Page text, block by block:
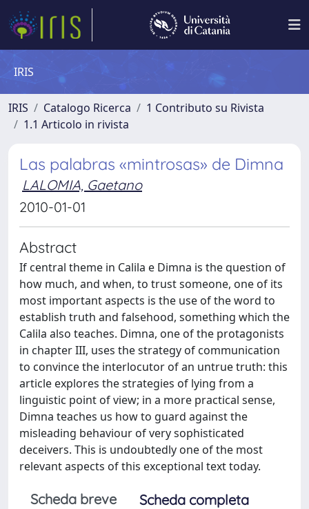
IRIS
IRIS Catalogo Ricerca
1 Contributo su Rivista
1.1 Articolo in rivista
Las palabras «mintrosas» de Dimna
LALOMIA, Gaetano
2010-01-01
Abstract
If central theme in Calila e Dimna is the question of
how much, and when, to trust someone, one of its
most important aspects is the use of the word to
establish truth and falsehood, something which the
Calila also teaches. Dimna, one of the protagonists
in chapter III, uses the strategy of communication
to convince the interlocutor of an untrue truth: this
article explores the strategies of lying from a
linguistic point of view; in a more practical sense,
Dimna teaches us how to guard against the
misleading behaviour of very sophisticated
deceivers. This is undoubtedly one of the most
relevant aspects of this exceptional text today.
Scheda breve
Scheda completa